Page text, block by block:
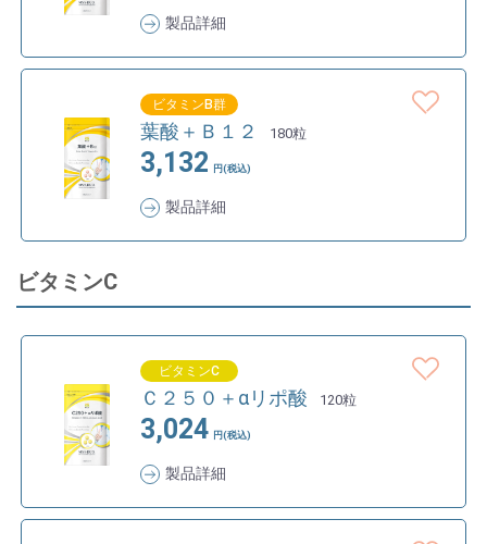
製品詳細
ビタミンB群
葉酸＋Ｂ１２ 180粒
3,132 円(税込)
製品詳細
ビタミンC
ビタミンC
Ｃ２５０＋αリポ酸 120粒
3,024 円(税込)
製品詳細